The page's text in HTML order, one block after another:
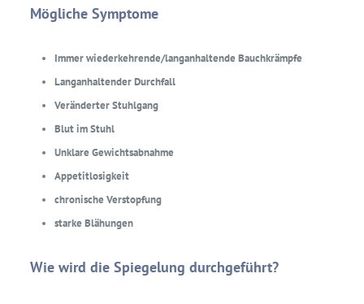
Mögliche Symptome
Immer wiederkehrende/langanhaltende Bauchkrämpfe
Langanhaltender Durchfall
Veränderter Stuhlgang
Blut im Stuhl
Unklare Gewichtsabnahme
Appetitlosigkeit
chronische Verstopfung
starke Blähungen
Wie wird die Spiegelung durchgeführt?